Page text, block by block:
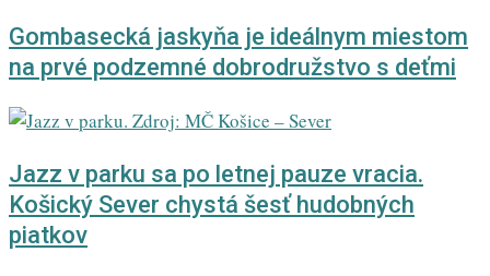
Gombasecká jaskyňa je ideálnym miestom
na prvé podzemné dobrodružstvo s deťmi
Jazz v parku sa po letnej pauze vracia.
Košický Sever chystá šesť hudobných
piatkov